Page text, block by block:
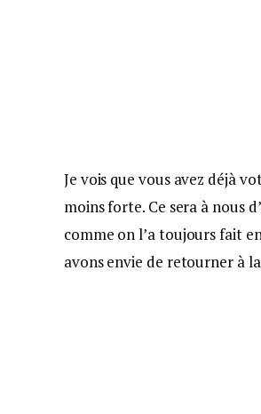
Je vois que vous avez déjà
moins forte. Ce sera à nous
comme on l’a toujours fait
avons envie de retourner à